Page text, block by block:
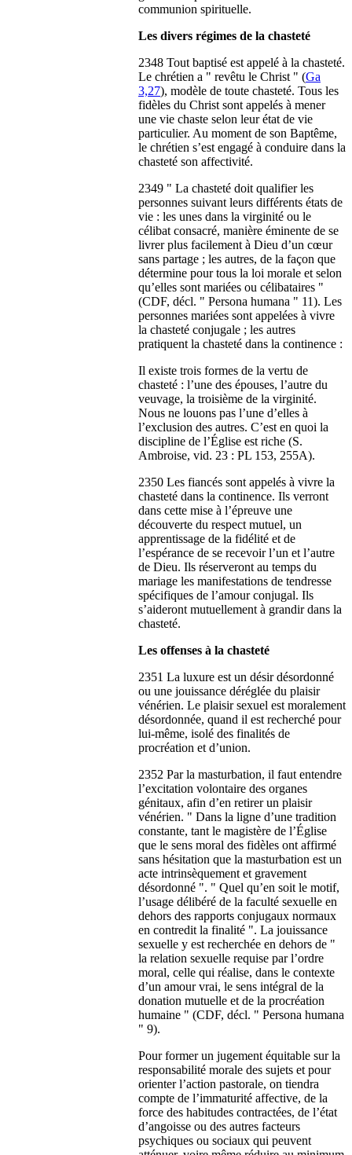
communion spirituelle.
Les divers régimes de la chasteté
2348 Tout baptisé est appelé à la chasteté.
Le chrétien a " revêtu le Christ " (Ga
3,27), modèle de toute chasteté. Tous les
fidèles du Christ sont appelés à mener
une vie chaste selon leur état de vie
particulier. Au moment de son Baptême,
le chrétien s’est engagé à conduire dans la
chasteté son affectivité.
2349 " La chasteté doit qualifier les
personnes suivant leurs différents états de
vie : les unes dans la virginité ou le
célibat consacré, manière éminente de se
livrer plus facilement à Dieu d’un cœur
sans partage ; les autres, de la façon que
détermine pour tous la loi morale et selon
qu’elles sont mariées ou célibataires "
(CDF, décl. " Persona humana " 11). Les
personnes mariées sont appelées à vivre
la chasteté conjugale ; les autres
pratiquent la chasteté dans la continence :
Il existe trois formes de la vertu de
chasteté : l’une des épouses, l’autre du
veuvage, la troisième de la virginité.
Nous ne louons pas l’une d’elles à
l’exclusion des autres. C’est en quoi la
discipline de l’Église est riche (S.
Ambroise, vid. 23 : PL 153, 255A).
2350 Les fiancés sont appelés à vivre la
chasteté dans la continence. Ils verront
dans cette mise à l’épreuve une
découverte du respect mutuel, un
apprentissage de la fidélité et de
l’espérance de se recevoir l’un et l’autre
de Dieu. Ils réserveront au temps du
mariage les manifestations de tendresse
spécifiques de l’amour conjugal. Ils
s’aideront mutuellement à grandir dans la
chasteté.
Les offenses à la chasteté
2351 La luxure est un désir désordonné
ou une jouissance déréglée du plaisir
vénérien. Le plaisir sexuel est moralement
désordonnée, quand il est recherché pour
lui-même, isolé des finalités de
procréation et d’union.
2352 Par la masturbation, il faut entendre
l’excitation volontaire des organes
génitaux, afin d’en retirer un plaisir
vénérien. " Dans la ligne d’une tradition
constante, tant le magistère de l’Église
que le sens moral des fidèles ont affirmé
sans hésitation que la masturbation est un
acte intrinsèquement et gravement
désordonné ". " Quel qu’en soit le motif,
l’usage délibéré de la faculté sexuelle en
dehors des rapports conjugaux normaux
en contredit la finalité ". La jouissance
sexuelle y est recherchée en dehors de "
la relation sexuelle requise par l’ordre
moral, celle qui réalise, dans le contexte
d’un amour vrai, le sens intégral de la
donation mutuelle et de la procréation
humaine " (CDF, décl. " Persona humana
" 9).
Pour former un jugement équitable sur la
responsabilité morale des sujets et pour
orienter l’action pastorale, on tiendra
compte de l’immaturité affective, de la
force des habitudes contractées, de l’état
d’angoisse ou des autres facteurs
psychiques ou sociaux qui peuvent